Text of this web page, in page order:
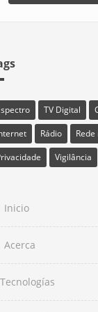
TV Digital
Rádio
Vigilância
Inicio
Acerca
Tecnologías